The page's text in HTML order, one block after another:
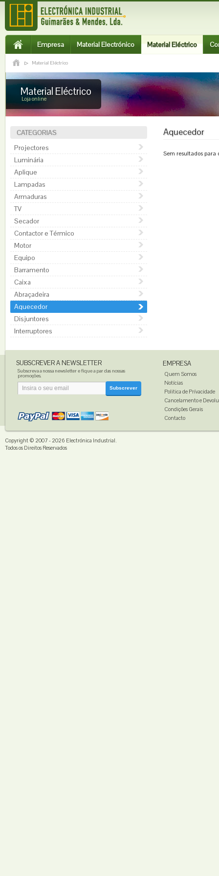
Empresa Material Electrónico Material Eléctrico
Material Eléctrico
Material Eléctrico
Loja online
CATEGORIAS
Projectores
Luminária
Aplique
Lampadas
Armaduras
TV
Secador
Contactor e Térmico
Motor
Equipo
Barramento
Caixa
Abraçadeira
Aquecedor
Disjuntores
Interruptores
Aquecedor
Sem resultados para
SUBSCREVER A NEWSLETTER
Subscreva a nossa newsletter e fique a par das nossas
promoções.
Subscrever
EMPRESA
Quem Somos
Notícias
Politica de Prívacidade
Cancelamento e
Condições Gerais
Contacto
Copyright © 2007 - 2026 Electrónica Industrial.
Todos os Direitos Reservados